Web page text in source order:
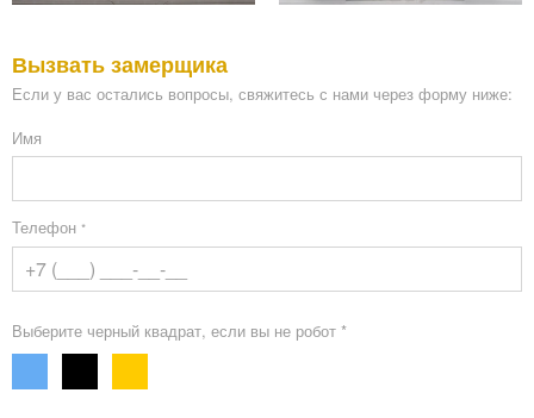
Вызвать замерщика
Если у вас остались вопросы, свяжитесь с нами через форму ниже:
Имя
Телефон *
Выберите черный квадрат, если вы не робот *